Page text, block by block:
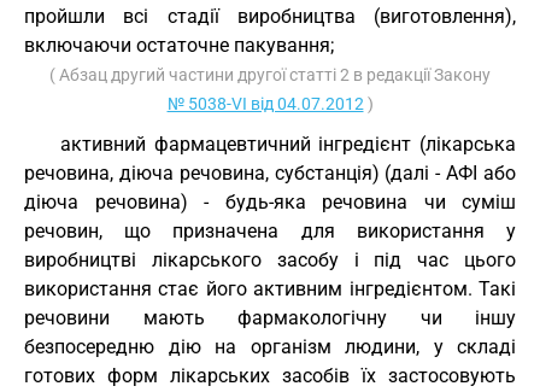
пройшли всі стадії виробництва (виготовлення),
включаючи остаточне пакування;
( Абзац другий частини другої статті 2 в редакції Закону
№ 5038-VI від 04.07.2012 )
активний фармацевтичний інгредієнт (лікарська
речовина, діюча речовина, субстанція) (далі - АФІ або
діюча речовина) - будь-яка речовина чи суміш
речовин, що призначена для використання у
виробництві лікарського засобу і під час цього
використання стає його активним інгредієнтом. Такі
речовини мають фармакологічну чи іншу
безпосередню дію на організм людини, у складі
готових форм лікарських засобів їх застосовують